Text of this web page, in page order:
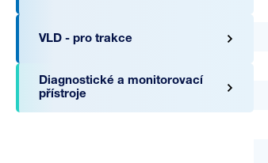
VLD - pro trakce
Diagnostické a monitorovací
přístroje